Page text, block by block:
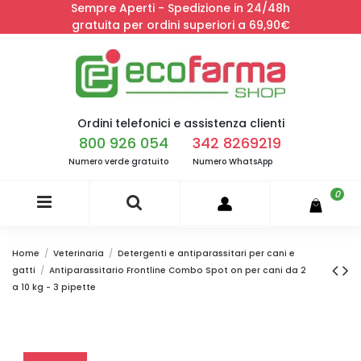
Sempre Aperti - Spedizione in 24/48h
gratuita per ordini superiori a 69,90€
Ordini telefonici e assistenza clienti
800 926 054
Numero verde gratuito
342 8269219
Numero WhatsApp
0
Home Veterinaria
Detergenti e antiparassitari per cani e
gatti
Antiparassitario Frontline Combo Spot on per cani da 2
a 10 kg - 3 pipette